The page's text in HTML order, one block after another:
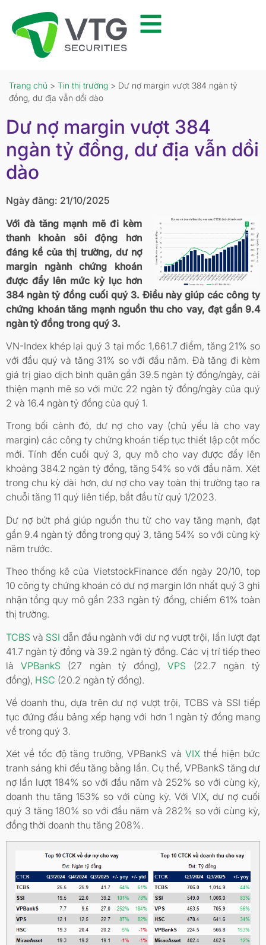
Trang chủ > Tin thị trường > Dư nợ margin vượt 384 ngàn tỷ
đồng, dư địa vẫn dồi dào
Dư nợ margin vượt 384
ngàn tỷ đồng, dư địa vẫn dồi
dào
Ngày đăng: 21/10/2025
Với đà tăng mạnh mẽ đi kèm
thanh khoản sôi động hơn
đáng kể của thị trường, dư nợ
margin ngành chứng khoán
được đẩy lên mức kỷ lục hơn
384 ngàn tỷ đồng cuối quý 3. Điều này giúp các công ty
chứng khoán tăng mạnh nguồn thu cho vay, đạt gần 9.4
ngàn tỷ đồng trong quý 3.
VN-Index khép lại quý 3 tại mốc 1,661.7 điểm, tăng 21% so
với đầu quý và tăng 31% so với đầu năm. Đà tăng đi kèm
giá trị giao dịch bình quân gần 39.5 ngàn tỷ đồng/ngày, cải
thiện mạnh mẽ so với mức 22 ngàn tỷ đồng/ngày của quý
2 và 16.4 ngàn tỷ đồng của quý 1.
Trong bối cảnh đó, dư nợ cho vay (chủ yếu là cho vay
margin) các công ty chứng khoán tiếp tục thiết lập cột mốc
mới. Tính đến cuối quý 3, quy mô cho vay được đẩy lên
khoảng 384.2 ngàn tỷ đồng, tăng 54% so với đầu năm. Xét
trong chu kỳ dài hơn, dư nợ cho vay toàn thị trường tạo ra
chuỗi tăng 11 quý liên tiếp, bắt đầu từ quý 1/2023.
Dư nợ bứt phá giúp nguồn thu từ cho vay tăng mạnh, đạt
gần 9.4 ngàn tỷ đồng trong quý 3, tăng 54% so với cùng kỳ
năm trước.
Theo thống kê của VietstockFinance đến ngày 20/10, top
10 công ty chứng khoán có dư nợ margin lớn nhất quý 3 ghi
nhận tổng quy mô gần 233 ngàn tỷ đồng, chiếm 61% toàn
thị trường.
TCBS và SSI dẫn đầu ngành với dư nợ vượt trội, lần lượt đạt
41.7 ngàn tỷ đồng và 39.2 ngàn tỷ đồng. Các vị trí tiếp theo
làVPBankS (27 ngàn tỷ đồng),VPS (22.7 ngàn tỷ
đồng), HSC (20.2 ngàn tỷ đồng).
Về doanh thu, dựa trên dư nợ vượt trội, TCBS và SSI tiếp
tục đứng đầu bảng xếp hạng với hơn 1 ngàn tỷ đồng mang
về trong quý 3.
Xét về tốc độ tăng trưởng, VPBankS và VIXthể hiện bức
tranh sáng khi đều tăng bằng lần. Cụ thể, VPBankS tăng dư
nợ lần lượt 184% so với đầu năm và 252% so với cùng kỳ,
doanh thu tăng 153% so với cùng kỳ. Với VIX, dư nợ cuối
quý 3 tăng 180% so với đầu năm và 282% so với cùng kỳ,
đồng thời doanh thu tăng 208%.